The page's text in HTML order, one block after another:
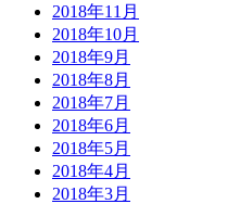
2018年11月
2018年10月
2018年9月
2018年8月
2018年7月
2018年6月
2018年5月
2018年4月
2018年3月